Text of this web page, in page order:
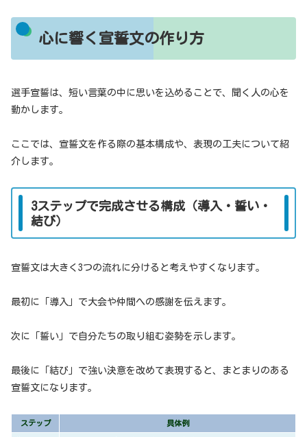
心に響く宣誓文の作り方
選手宣誓は、短い言葉の中に思いを込めることで、聞く人の心を
動かします。
ここでは、宣誓文を作る際の基本構成や、表現の工夫について紹
介します。
3ステップで完成させる構成（導入・誓い・
結び）
宣誓文は大きく3つの流れに分けると考えやすくなります。
最初に「導入」で大会や仲間への感謝を伝えます。
次に「誓い」で自分たちの取り組む姿勢を示します。
最後に「結び」で強い決意を改めて表現すると、まとまりのある
宣誓文になります。
ステップ 具体例